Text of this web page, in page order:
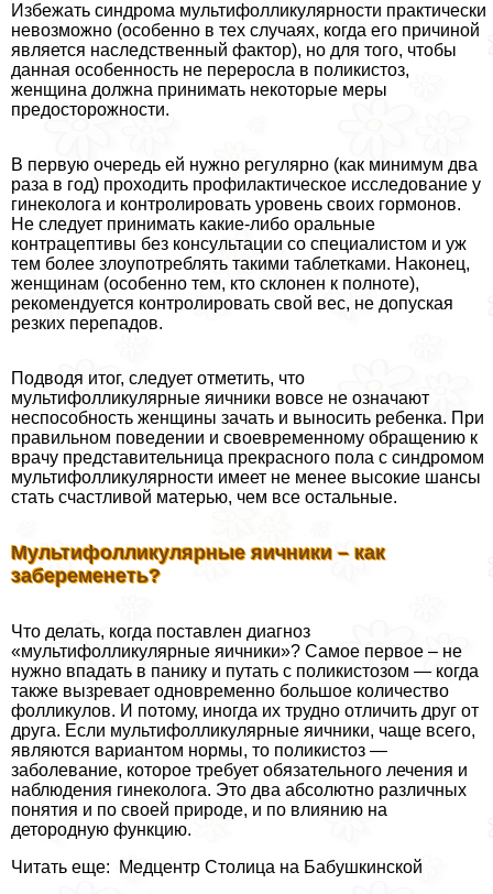
Избежать синдрома мультифолликулярности практически
невозможно (особенно в тех случаях, когда его причиной
является наследственный фактор), но для того, чтобы
данная особенность не переросла в поликистоз,
женщина должна принимать некоторые меры
предосторожности.
В первую очередь ей нужно регулярно (как минимум два
раза в год) проходить профилактическое исследование у
гинеколога и контролировать уровень своих гормонов.
Не следует принимать какие-либо оральные
контрацептивы без консультации со специалистом и уж
тем более злоупотреблять такими таблетками. Наконец,
женщинам (особенно тем, кто склонен к полноте),
рекомендуется контролировать свой вес, не допуская
резких перепадов.
Подводя итог, следует отметить, что
мультифолликулярные яичники вовсе не означают
неспособность женщины зачать и выносить ребенка. При
правильном поведении и своевременному обращению к
врачу представительница прекрасного пола с синдромом
мультифолликулярности имеет не менее высокие шансы
стать счастливой матерью, чем все остальные.
Мультифолликулярные яичники – как
забеременеть?
Что делать, когда поставлен диагноз
«мультифолликулярные яичники»? Самое первое – не
нужно впадать в панику и путать с поликистозом — когда
также вызревает одновременно большое количество
фолликулов. И потому, иногда их трудно отличить друг от
друга. Если мультифолликулярные яичники, чаще всего,
являются вариантом нормы, то поликистоз —
заболевание, которое требует обязательного лечения и
наблюдения гинеколога. Это два абсолютно различных
понятия и по своей природе, и по влиянию на
детородную функцию.
Читать еще: Медцентр Столица на Бабушкинской